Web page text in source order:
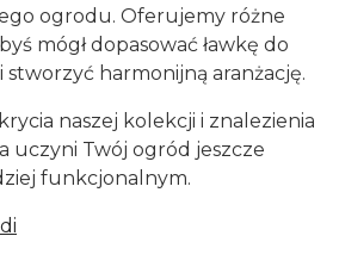
ogrodu. Oferujemy różne
mógł dopasować ławkę do
stworzyć harmonijną aranżację.
naszej kolekcji i znalezienia
uczyni Twój ogród jeszcze
funkcjonalnym.